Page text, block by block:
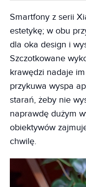
Smartfony z serii
estetykę; w obu
dla oka design i
Szczotkowane
krawędzi nadaje
przykuwa wyspa
starań, żeby nie
naprawdę dużym
obiektywów
chwilę.